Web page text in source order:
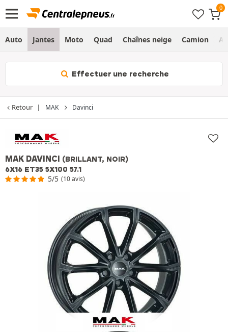
Auto Jantes Moto Quad Chaînes neige Camion
Effectuer une recherche
Retour MAK Davinci
MAK DAVINCI (BRILLANT, NOIR)
6X16 ET35 5X100 57.1
5/5 (10 avis)